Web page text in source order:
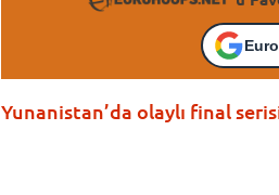
Yunanistan’da olaylı final